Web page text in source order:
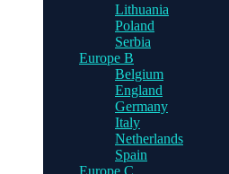
Lithuania
Poland
Serbia
Europe B
Belgium
England
Germany
Italy
Netherlands
Spain
Europe C